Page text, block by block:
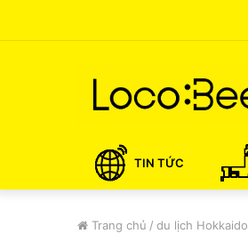
TIN TỨC
Trang chủ / du lịch Hokkaido